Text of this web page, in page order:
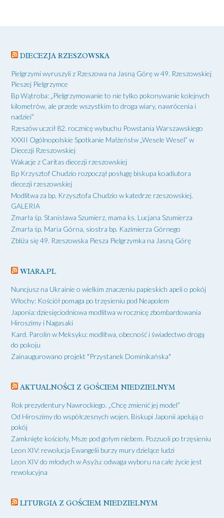
DIECEZJA RZESZOWSKA
Pielgrzymi wyruszyli z Rzeszowa na Jasną Górę w 49. Rzeszowskiej
Pieszej Pielgrzymce
Bp Wątroba: „Pielgrzymowanie to nie tylko pokonywanie kolejnych
kilometrów, ale przede wszystkim to droga wiary, nawrócenia i
nadziei”
Rzeszów uczcił 82. rocznicę wybuchu Powstania Warszawskiego
XXXII Ogólnopolskie Spotkanie Małżeństw „Wesele Wesel” w
Diecezji Rzeszowskiej
Wakacje z Caritas diecezji rzeszowskiej
Bp Krzysztof Chudzio rozpoczął posługę biskupa koadiutora
diecezji rzeszowskiej
Modlitwa za bp. Krzysztofa Chudzio w katedrze rzeszowskiej.
GALERIA
Zmarła śp. Stanisława Szumierz, mama ks. Lucjana Szumierza
Zmarła śp. Maria Górna, siostra bp. Kazimierza Górnego
Zbliża się 49. Rzeszowska Piesza Pielgrzymka na Jasną Górę
WIARA.PL
Nuncjusz na Ukrainie o wielkim znaczeniu papieskich apeli o pokój
Włochy: Kościół pomaga po trzęsieniu pod Neapolem
Japonia: dziesięciodniowa modlitwa w rocznicę zbombardowania
Hiroszimy i Nagasaki
Kard. Parolin w Meksyku: modlitwa, obecność i świadectwo drogą
do pokoju
Zainaugurowano projekt "Przystanek Dominikańska"
AKTUALNOŚCI Z GOŚCIEM NIEDZIELNYM
Rok prezydentury Nawrockiego. „Chcę zmienić jej model”
Od Hiroszimy do współczesnych wojen. Biskupi Japonii apelują o
pokój
Zamknięte kościoły, Msze pod gołym niebem. Pozzuoli po trzęsieniu
Leon XIV: rewolucja Ewangelii burzy mury dzielące ludzi
Leon XIV do młodych w Asyżu: odwaga wyboru na całe życie jest
rewolucyjna
LITURGIA Z GOŚCIEM NIEDZIELNYM